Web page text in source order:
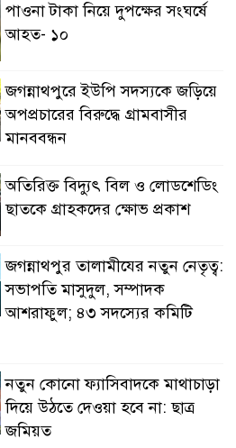
পাওনা টাকা নিয়ে দুপক্ষের সংঘর্ষে
আহত- ১০
জগন্নাথপুরে ইউপি সদস্যকে জড়িয়ে
অপপ্রচারের বিরুদ্ধে গ্রামবাসীর
মানববন্ধন
অতিরিক্ত বিদ্যুৎ বিল ও লোডশেডিং
ছাতকে গ্রাহকদের ক্ষোভ প্রকাশ
জগন্নাথপুর তালামীযের নতুন নেতৃত্ব:
সভাপতি মাসুদুল, সম্পাদক
আশরাফুল; ৪৩ সদস্যের কমিটি
নতুন কোনো ফ্যাসিবাদকে মাথাচাড়া
দিয়ে উঠতে দেওয়া হবে না: ছাত্র
জমিয়ত